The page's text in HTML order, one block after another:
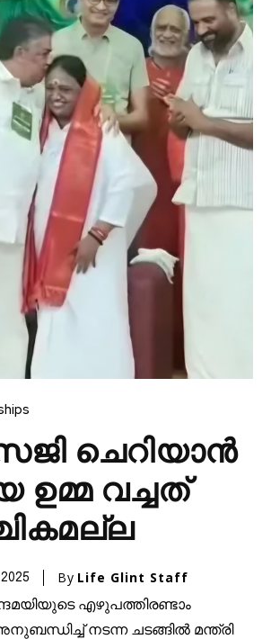
സജി ചെറിയാൻ
ഉമ്മ വച്ചത്
By Life Glint Staff
എഴുപത്തിരണ്ടാം
നടന്ന ചടങ്ങിൽ മന്ത്രി